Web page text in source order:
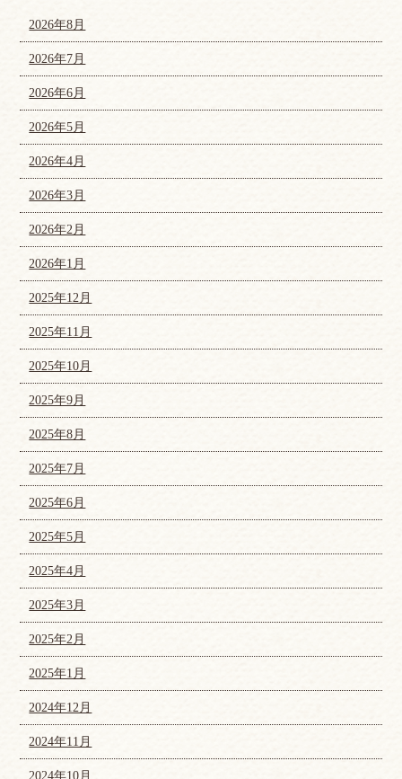
2026年8月
2026年7月
2026年6月
2026年5月
2026年4月
2026年3月
2026年2月
2026年1月
2025年12月
2025年11月
2025年10月
2025年9月
2025年8月
2025年7月
2025年6月
2025年5月
2025年4月
2025年3月
2025年2月
2025年1月
2024年12月
2024年11月
2024年10月